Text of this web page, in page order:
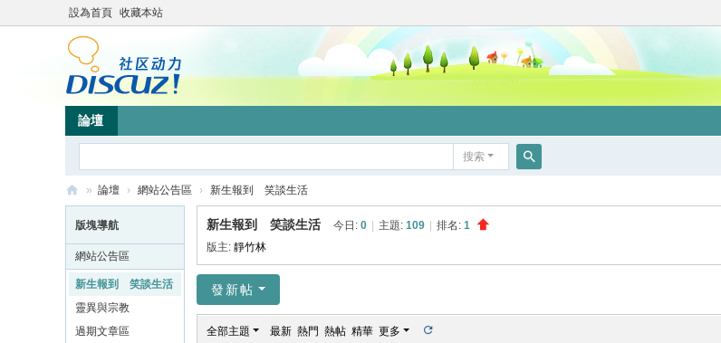
設為首頁 收藏本站
論壇
搜索
索
竹
林
» 論壇 › 網站公告區 › 新生報到 笑談生活
版塊導航
網站公告區
新生報到 笑談生活
靈異與宗教
過期文章區
新生報到 笑談生活 今日: 0 主題: 109 排名: 1
版主: 靜竹林
發新帖
全部主題 最新 熱門 熱帖 精華 更多